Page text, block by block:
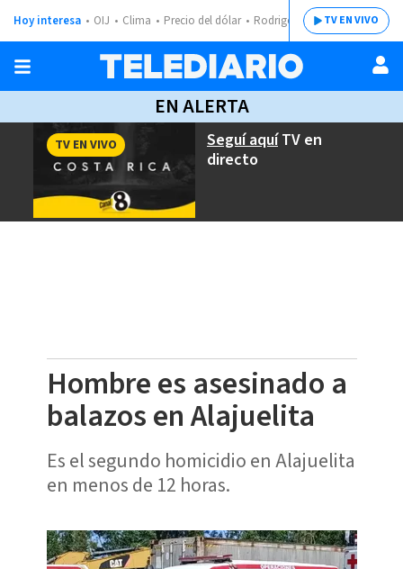
Hoy interesa OIJ Clima Precio del dólar Rodrigo ChavesTV EN VIVO
EN ALERTA
Seguí aquíTV en
directo
TV EN VIVO
Hombre es asesinado a
balazos en Alajuelita
Es el segundo homicidio en Alajuelita
en menos de 12 horas.